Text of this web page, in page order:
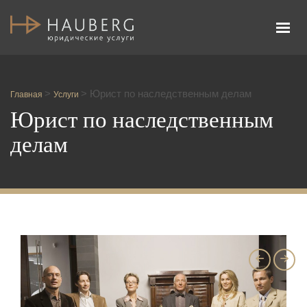
Адвокатское бюро Честь и Закон
Главная > Услуги > Юрист по наследственным делам
Юрист по наследственным
делам